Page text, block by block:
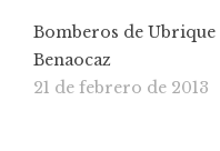
Bomberos de
Benaocaz
21 de febrero de 2013